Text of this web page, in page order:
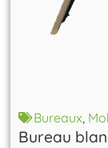
Bureaux,
Bureau